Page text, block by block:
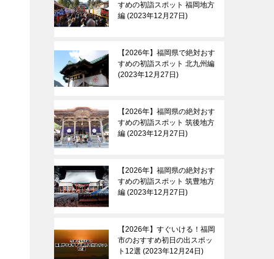
すめの初詣スポット 福岡地方
編 2023年12月27日
【2026年】福岡県で絶対おす
すめの初詣スポット 北九州編
2023年12月27日
【2026年】福岡県の絶対おす
すめの初詣スポット 筑後地方
編 2023年12月27日
【2026年】福岡県の絶対おす
すめの初詣スポット 筑豊地方
編 2023年12月27日
【2026年】すぐいける！福岡
市のおすすめ初日の出スポッ
ト12選 2023年12月24日